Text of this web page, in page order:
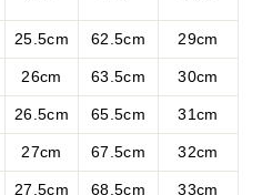
25.5cm 62.5cm 29cm
26cm 63.5cm 30cm
26.5cm 65.5cm 31cm
27cm 67.5cm 32cm
27.5cm 68.5cm 33cm